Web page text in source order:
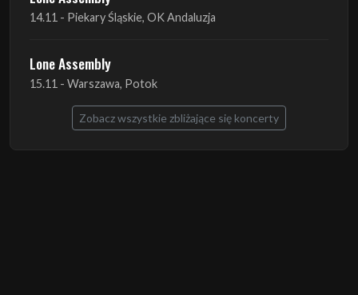
14.11 - Piekary Śląskie, OK Andaluzja
Lone Assembly
15.11 - Warszawa, Potok
Zobacz wszystkie zbliżające się koncerty